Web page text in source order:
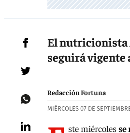
El nutricionista
seguirá vigente
Redacción Fortuna
MIÉRCOLES 07 DE
ste miércolesse